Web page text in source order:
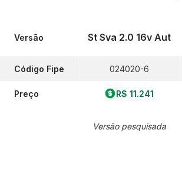
Versão
Código Fipe
Preço
St Sva 2.0 16v Aut
024020-6
R$ 11.241
Versão pesquisada